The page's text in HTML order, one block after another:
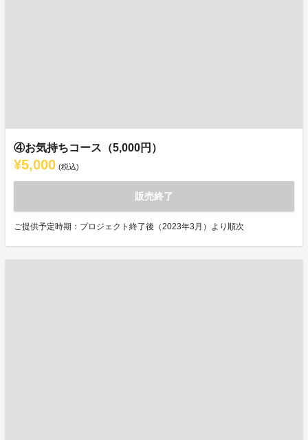
④お気持ちコース（5,000円）
¥5,000 (税込)
販売終了
ご提供予定時期：プロジェクト終了後（2023年3月）より順次